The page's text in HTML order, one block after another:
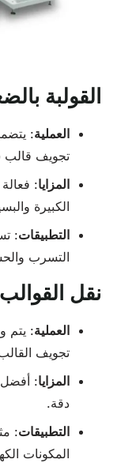
القولبة
العملية:
تجويف
المزايا:
الكبيرة
التطبيقات:
التسرب
نقل
العملية: يتم
تجويف
المزايا: أفضل
دقة.
التطبيقات:
المكونات